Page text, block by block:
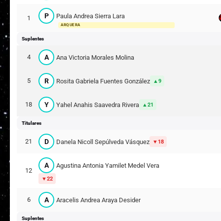
1 P Paula Andrea Sierra Lara
ARQUERA
Suplentes
4 A Ana Victoria Morales Molina
5 R Rosita Gabriela Fuentes González 9
18 Y Yahel Anahis Saavedra Rivera 21
Titulares
21 D Danela Nicoll Sepúlveda Vásquez 18
12
A Agustina Antonia Yamilet Medel Vera
22
6 A Aracelis Andrea Araya Desider
Suplentes